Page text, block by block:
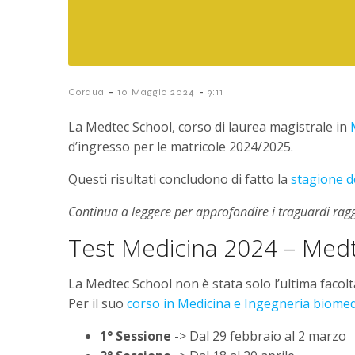
Cordua - 10 Maggio 2024 - 9:11
La Medtec School, corso di laurea magistrale in
d’ingresso per le matricole 2024/2025.
Questi risultati concludono di fatto la stagione
Continua a leggere per approfondire i traguardi
Test Medicina 2024 –
La Medtec School non è stata solo l’ultima
Per il suo corso in Medicina e Ingegneria
1° Sessione -> Dal 29 febbraio al 2 marzo